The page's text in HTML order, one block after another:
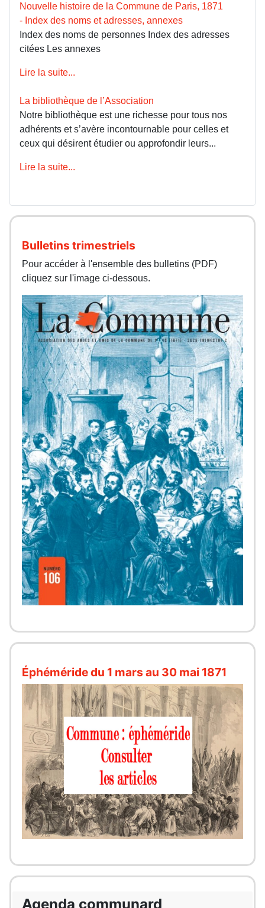
Nouvelle histoire de la Commune de Paris, 1871
- Index des noms et adresses, annexes
Index des noms de personnes Index des adresses
citées Les annexes
Lire la suite...
La bibliothèque de l’Association
Notre bibliothèque est une richesse pour tous nos
adhérents et s’avère incontournable pour celles et
ceux qui désirent étudier ou approfondir leurs...
Lire la suite...
Bulletins trimestriels
Pour accéder à l'ensemble des bulletins (PDF)
cliquez sur l'image ci-dessous.
Éphéméride du 1 mars au 30 mai 1871
Agenda communard